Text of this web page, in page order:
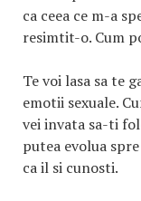
ca ceea ce m-a
resimtit-o. Cum
Te voi lasa sa te
emotii sexuale.
vei invata sa-ti
putea evolua
ca il si cunosti.